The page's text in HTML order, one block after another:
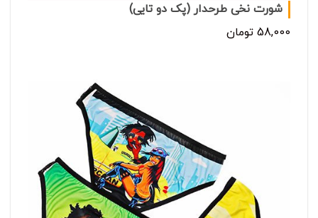
شورت نخی طرحدار (پک دو تایی)
58,000 تومان